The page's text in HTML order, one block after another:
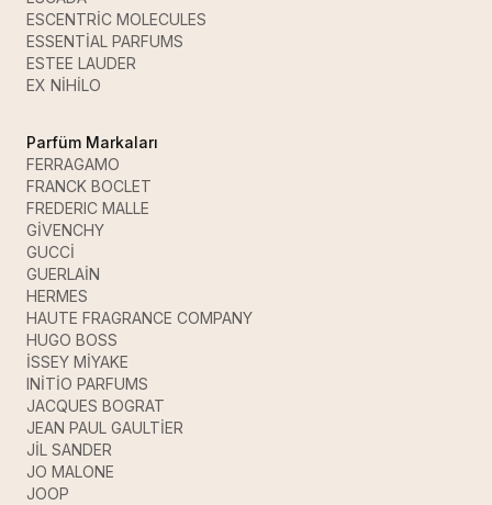
ESCENTRİC MOLECULES
ESSENTİAL PARFUMS
ESTEE LAUDER
EX NİHİLO
Parfüm Markaları
FERRAGAMO
FRANCK BOCLET
FREDERIC MALLE
GİVENCHY
GUCCİ
GUERLAİN
HERMES
HAUTE FRAGRANCE COMPANY
HUGO BOSS
İSSEY MİYAKE
INİTİO PARFUMS
JACQUES BOGRAT
JEAN PAUL GAULTİER
JİL SANDER
JO MALONE
JOOP